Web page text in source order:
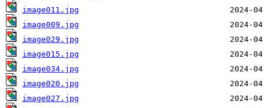
image011.jpg
image009.jpg
image029.jpg
image015.jpg
image034.jpg
image020.jpg
image027.jpg